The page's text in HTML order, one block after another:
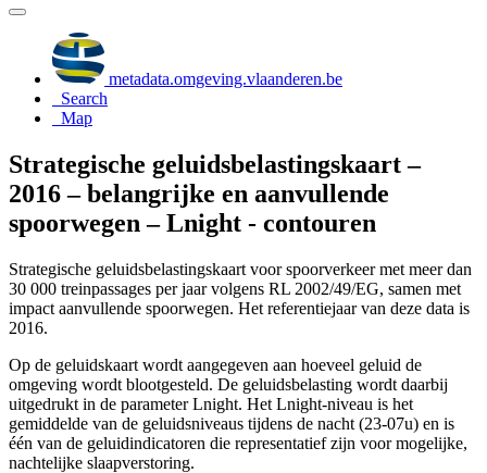
metadata.omgeving.vlaanderen.be
Search
Map
Strategische geluidsbelastingskaart –
2016 – belangrijke en aanvullende
spoorwegen – Lnight - contouren
Strategische geluidsbelastingskaart voor spoorverkeer met meer dan
30 000 treinpassages per jaar volgens RL 2002/49/EG, samen met
impact aanvullende spoorwegen. Het referentiejaar van deze data is
2016.
Op de geluidskaart wordt aangegeven aan hoeveel geluid de
omgeving wordt blootgesteld. De geluidsbelasting wordt daarbij
uitgedrukt in de parameter Lnight. Het Lnight-niveau is het
gemiddelde van de geluidsniveaus tijdens de nacht (23-07u) en is
één van de geluidindicatoren die representatief zijn voor mogelijke,
nachtelijke slaapverstoring.